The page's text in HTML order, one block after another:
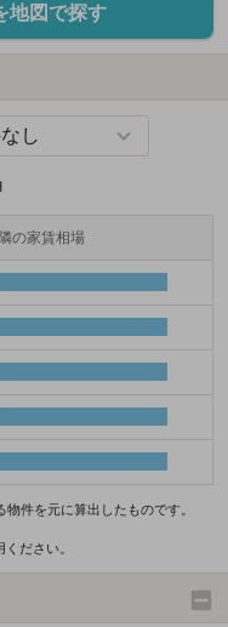
地図で探す
の家賃相場
件を元に算出したものです。
ださい。